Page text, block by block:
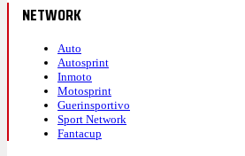
NETWORK
Auto
Autosprint
Inmoto
Motosprint
Guerinsportivo
Sport Network
Fantacup